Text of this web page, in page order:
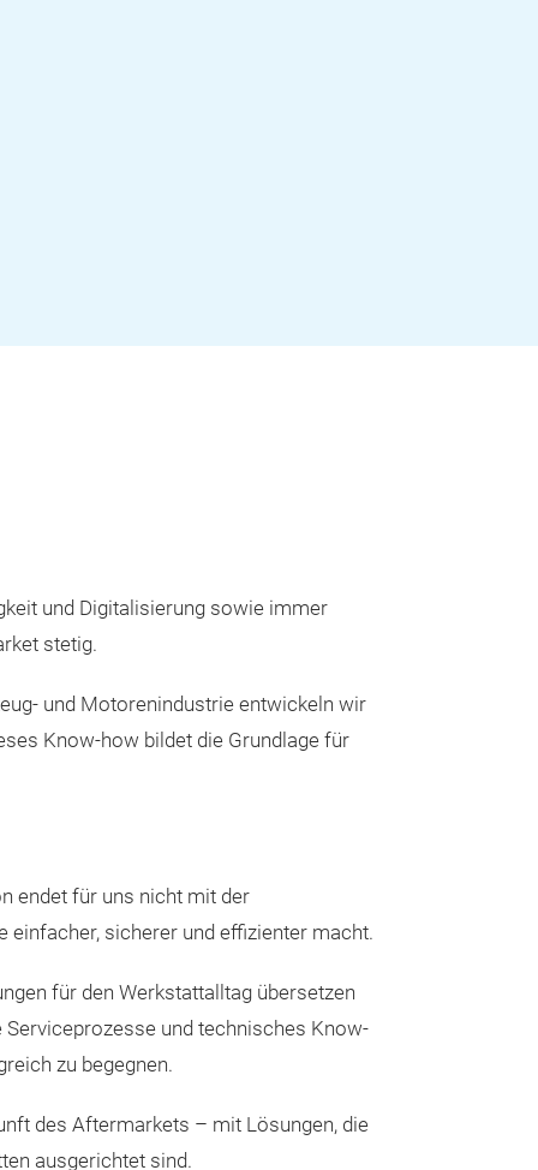
und Digitalisierung sowie immer
stetig.
und Motorenindustrie entwickeln wir
Know-how bildet die Grundlage für
endet für uns nicht mit der
einfacher, sicherer und effizienter macht.
für den Werkstattalltag übersetzen
und technisches Know-
zu begegnen.
des Aftermarkets – mit Lösungen, die
ausgerichtet sind.